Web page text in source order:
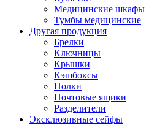
Медицинские шкафы
Тумбы медицинские
Другая продукция
Брелки
Ключницы
Крышки
Кэшбоксы
Полки
Почтовые ящики
Разделители
Эксклюзивные сейфы